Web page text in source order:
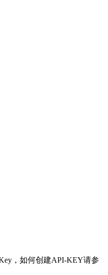
，如何创建API-KEY请参